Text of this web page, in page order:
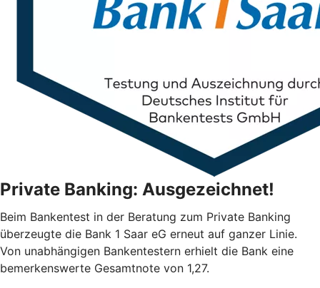
Private Banking: Ausgezeichnet!
Beim Bankentest in der Beratung zum Private Banking
überzeugte die Bank 1 Saar eG erneut auf ganzer Linie.
Von unabhängigen Bankentestern erhielt die Bank eine
bemerkenswerte Gesamtnote von 1,27.